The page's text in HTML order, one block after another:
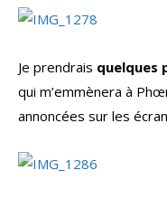
Je prendrais quelques
qui m’emmènera à
annoncées sur les